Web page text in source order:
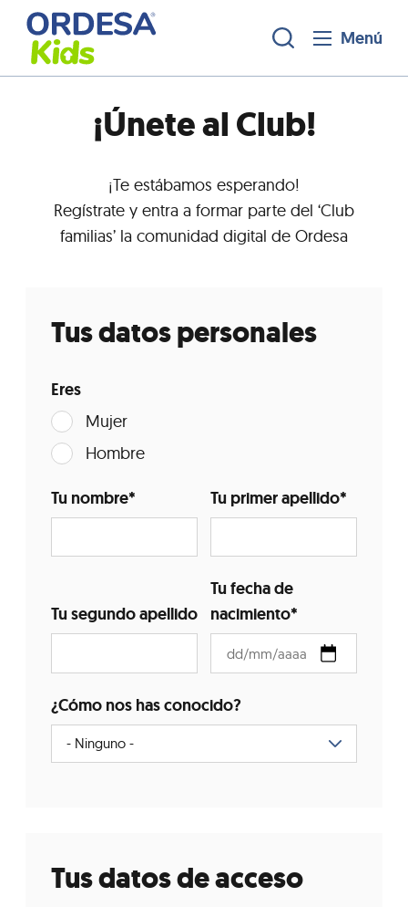
Menú
¡Únete al Club!
¡Te estábamos esperando!
Regístrate y entra a formar parte del ‘Club
familias’ la comunidad digital de Ordesa
Tus datos personales
Eres
Mujer
Hombre
Tu nombre* Tu primer apellido*
Tu segundo apellido
Tu fecha de
nacimiento*
¿Cómo nos has conocido?
Tus datos de acceso